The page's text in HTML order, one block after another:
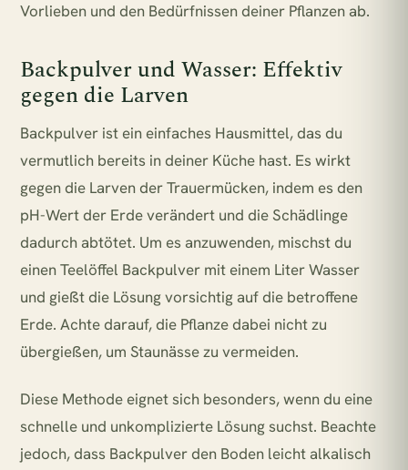
Vorlieben und den Bedürfnissen deiner Pflanzen ab.
Backpulver und Wasser: Effektiv
gegen die Larven
Backpulver ist ein einfaches Hausmittel, das du
vermutlich bereits in deiner Küche hast. Es wirkt
gegen die Larven der Trauermücken, indem es den
pH-Wert der Erde verändert und die Schädlinge
dadurch abtötet. Um es anzuwenden, mischst du
einen Teelöffel Backpulver mit einem Liter Wasser
und gießt die Lösung vorsichtig auf die betroffene
Erde. Achte darauf, die Pflanze dabei nicht zu
übergießen, um Staunässe zu vermeiden.
Diese Methode eignet sich besonders, wenn du eine
schnelle und unkomplizierte Lösung suchst. Beachte
jedoch, dass Backpulver den Boden leicht alkalisch